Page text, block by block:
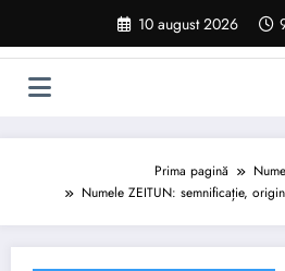
conținut
10 august 2026
Prima pagină
Numele ZEITUN: semnificație,